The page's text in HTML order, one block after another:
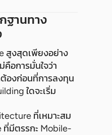
ฐานทาง
สูงสุดเพียงอย่าง
คือการมั่นใจว่า
องก่อนที่การลงทุน
ใดจะเริ่ม
ที่เหมาะสม
มีตรรกะ Mobile-